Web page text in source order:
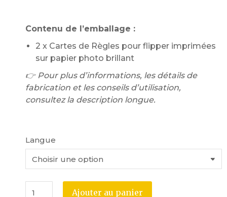
Contenu de l’emballage :
2 x Cartes de Règles pour flipper imprimées
sur papier photo brillant
👉 Pour plus d’informations, les détails de
fabrication et les conseils d’utilisation,
consultez la description longue.
Langue
Ajouter au panier